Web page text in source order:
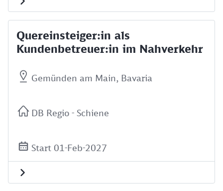
Quereinsteiger:in als
Kundenbetreuer:in im Nahverkehr
Gemünden am Main, Bavaria
DB Regio - Schiene
Start 01-Feb-2027